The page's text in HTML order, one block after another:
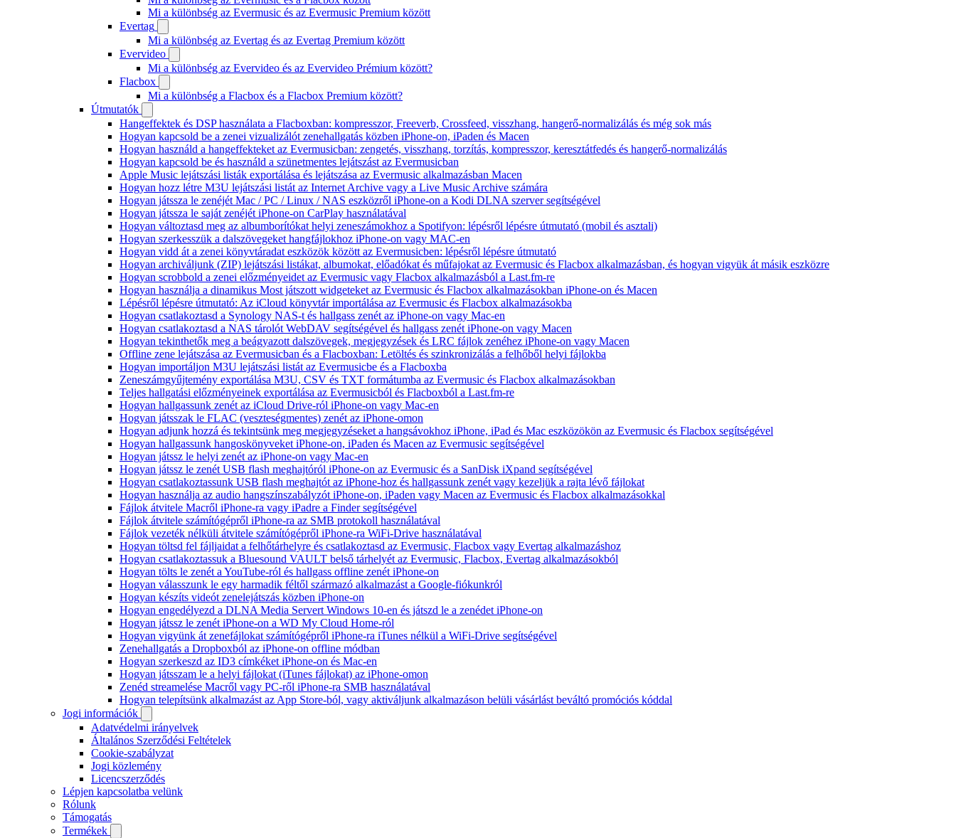
Mi a különbség az Evermusic és az Evermusic Premium között
Evertag
Mi a különbség az Evertag és az Evertag Premium között
Evervideo
Mi a különbség az Evervideo és az Evervideo Prémium között?
Flacbox
Mi a különbség a Flacbox és a Flacbox Premium között?
Útmutatók
Hangeffektek és DSP használata a Flacboxban: kompresszor, Freeverb, Crossfeed, visszhang, hangerő-normalizálás és még sok más
Hogyan kapcsold be a zenei vizualizálót zenehallgatás közben iPhone-on, iPaden és Macen
Hogyan használd a hangeffekteket az Evermusicban: zengetés, visszhang, torzítás, kompresszor, keresztátfedés és hangerő-normalizálás
Hogyan kapcsold be és használd a szünetmentes lejátszást az Evermusicban
Apple Music lejátszási listák exportálása és lejátszása az Evermusic alkalmazásban Macen
Hogyan hozz létre M3U lejátszási listát az Internet Archive vagy a Live Music Archive számára
Hogyan játssza le zenéjét Mac / PC / Linux / NAS eszközről iPhone-on a Kodi DLNA szerver segítségével
Hogyan játssza le saját zenéjét iPhone-on CarPlay használatával
Hogyan változtasd meg az albumborítókat helyi zeneszámokhoz a Spotifyon: lépésről lépésre útmutató (mobil és asztali)
Hogyan szerkesszük a dalszövegeket hangfájlokhoz iPhone-on vagy MAC-en
Hogyan vidd át a zenei könyvtáradat eszközök között az Evermusicben: lépésről lépésre útmutató
Hogyan archiváljunk (ZIP) lejátszási listákat, albumokat, előadókat és műfajokat az Evermusic és Flacbox alkalmazásban, és hogyan vigyük át másik eszközre
Hogyan scrobbold a zenei előzményeidet az Evermusic vagy Flacbox alkalmazásból a Last.fm-re
Hogyan használja a dinamikus Most játszott widgeteket az Evermusic és Flacbox alkalmazásokban iPhone-on és Macen
Lépésről lépésre útmutató: Az iCloud könyvtár importálása az Evermusic és Flacbox alkalmazásokba
Hogyan csatlakoztasd a Synology NAS-t és hallgass zenét az iPhone-on vagy Mac-en
Hogyan csatlakoztasd a NAS tárolót WebDAV segítségével és hallgass zenét iPhone-on vagy Macen
Hogyan tekinthetők meg a beágyazott dalszövegek, megjegyzések és LRC fájlok zenéhez iPhone-on vagy Macen
Offline zene lejátszása az Evermusicban és a Flacboxban: Letöltés és szinkronizálás a felhőből helyi fájlokba
Hogyan importáljon M3U lejátszási listát az Evermusicbe és a Flacboxba
Zeneszámgyűjtemény exportálása M3U, CSV és TXT formátumba az Evermusic és Flacbox alkalmazásokban
Teljes hallgatási előzményeinek exportálása az Evermusicból és Flacboxból a Last.fm-re
Hogyan hallgassunk zenét az iCloud Drive-ról iPhone-on vagy Mac-en
Hogyan játsszak le FLAC (veszteségmentes) zenét az iPhone-omon
Hogyan adjunk hozzá és tekintsünk meg megjegyzéseket a hangsávokhoz iPhone, iPad és Mac eszközökön az Evermusic és Flacbox segítségével
Hogyan hallgassunk hangoskönyveket iPhone-on, iPaden és Macen az Evermusic segítségével
Hogyan játssz le helyi zenét az iPhone-on vagy Mac-en
Hogyan játssz le zenét USB flash meghajtóról iPhone-on az Evermusic és a SanDisk iXpand segítségével
Hogyan csatlakoztassunk USB flash meghajtót az iPhone-hoz és hallgassunk zenét vagy kezeljük a rajta lévő fájlokat
Hogyan használja az audio hangszínszabályzót iPhone-on, iPaden vagy Macen az Evermusic és Flacbox alkalmazásokkal
Fájlok átvitele Macről iPhone-ra vagy iPadre a Finder segítségével
Fájlok átvitele számítógépről iPhone-ra az SMB protokoll használatával
Fájlok vezeték nélküli átvitele számítógépről iPhone-ra WiFi-Drive használatával
Hogyan töltsd fel fájljaidat a felhőtárhelyre és csatlakoztasd az Evermusic, Flacbox vagy Evertag alkalmazáshoz
Hogyan csatlakoztassuk a Bluesound VAULT belső tárhelyét az Evermusic, Flacbox, Evertag alkalmazásokból
Hogyan tölts le zenét a YouTube-ról és hallgass offline zenét iPhone-on
Hogyan válasszunk le egy harmadik féltől származó alkalmazást a Google-fiókunkról
Hogyan készíts videót zenelejátszás közben iPhone-on
Hogyan engedélyezd a DLNA Media Servert Windows 10-en és játszd le a zenédet iPhone-on
Hogyan játssz le zenét iPhone-on a WD My Cloud Home-ról
Hogyan vigyünk át zenefájlokat számítógépről iPhone-ra iTunes nélkül a WiFi-Drive segítségével
Zenehallgatás a Dropboxból az iPhone-on offline módban
Hogyan szerkeszd az ID3 címkéket iPhone-on és Mac-en
Hogyan játsszam le a helyi fájlokat (iTunes fájlokat) az iPhone-omon
Zenéd streamelése Macről vagy PC-ről iPhone-ra SMB használatával
Hogyan telepítsünk alkalmazást az App Store-ból, vagy aktiváljunk alkalmazáson belüli vásárlást beváltó promóciós kóddal
Jogi információk
Adatvédelmi irányelvek
Általános Szerződési Feltételek
Cookie-szabályzat
Jogi közlemény
Licencszerződés
Lépjen kapcsolatba velünk
Rólunk
Támogatás
Termékek